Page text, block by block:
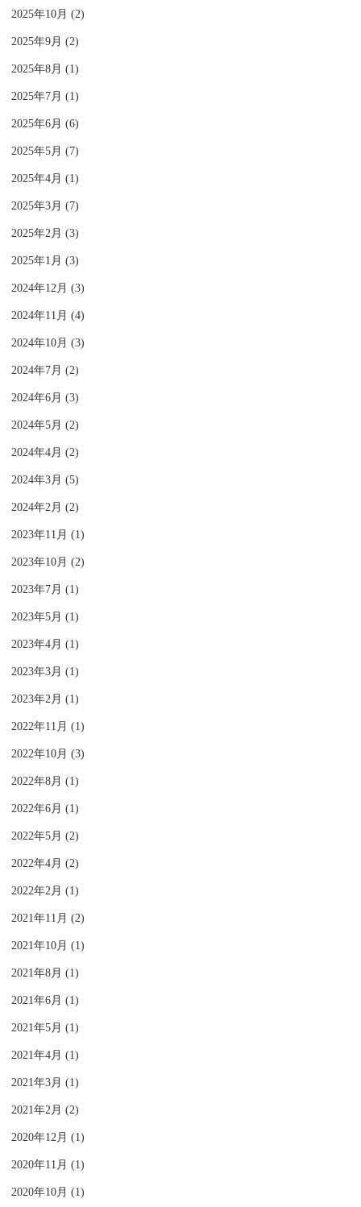
2025年10月 (2)
2025年9月 (2)
2025年8月 (1)
2025年7月 (1)
2025年6月 (6)
2025年5月 (7)
2025年4月 (1)
2025年3月 (7)
2025年2月 (3)
2025年1月 (3)
2024年12月 (3)
2024年11月 (4)
2024年10月 (3)
2024年7月 (2)
2024年6月 (3)
2024年5月 (2)
2024年4月 (2)
2024年3月 (5)
2024年2月 (2)
2023年11月 (1)
2023年10月 (2)
2023年7月 (1)
2023年5月 (1)
2023年4月 (1)
2023年3月 (1)
2023年2月 (1)
2022年11月 (1)
2022年10月 (3)
2022年8月 (1)
2022年6月 (1)
2022年5月 (2)
2022年4月 (2)
2022年2月 (1)
2021年11月 (2)
2021年10月 (1)
2021年8月 (1)
2021年6月 (1)
2021年5月 (1)
2021年4月 (1)
2021年3月 (1)
2021年2月 (2)
2020年12月 (1)
2020年11月 (1)
2020年10月 (1)